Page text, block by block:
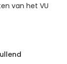
van het VU